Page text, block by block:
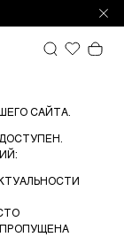
САЙТА.